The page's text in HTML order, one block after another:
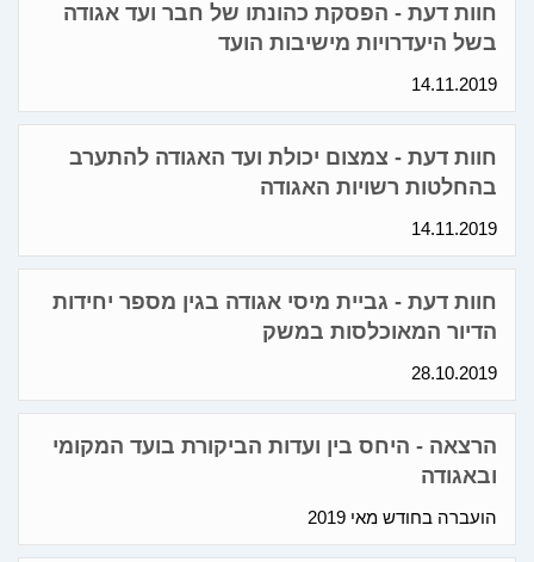
חוות דעת - הפסקת כהונתו של חבר ועד אגודה
בשל היעדרויות מישיבות הועד
14.11.2019
חוות דעת - צמצום יכולת ועד האגודה להתערב
בהחלטות רשויות האגודה
14.11.2019
חוות דעת - גביית מיסי אגודה בגין מספר יחידות
הדיור המאוכלסות במשק
28.10.2019
הרצאה - היחס בין ועדות הביקורת בועד המקומי
ובאגודה
הועברה בחודש מאי 2019